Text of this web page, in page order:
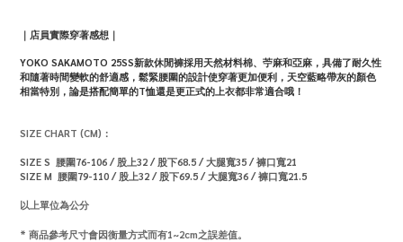
｜店員實際穿著感想｜
YOKO SAKAMOTO 25SS新款休閒褲採用天然材料棉、苧麻和亞麻，具備了耐久性
和隨著時間變軟的舒適感，鬆緊腰圍的設計使穿著更加便利 ，天空藍略帶灰的顏色
相當特別， 論是搭配簡單的T恤還是更正式的上衣都非常適合哦！
SIZE CHART (CM)：
SIZE S 腰圍76-106 / 股上32 / 股下68.5 / 大腿寬35 /褲口寬21
SIZE M 腰圍79-110 / 股上32 / 股下69.5 /大腿寬36 / 褲口寬21.5
以上單位為公分
* 商品參考尺寸會因衡量方式而有1~2cm之誤差值。